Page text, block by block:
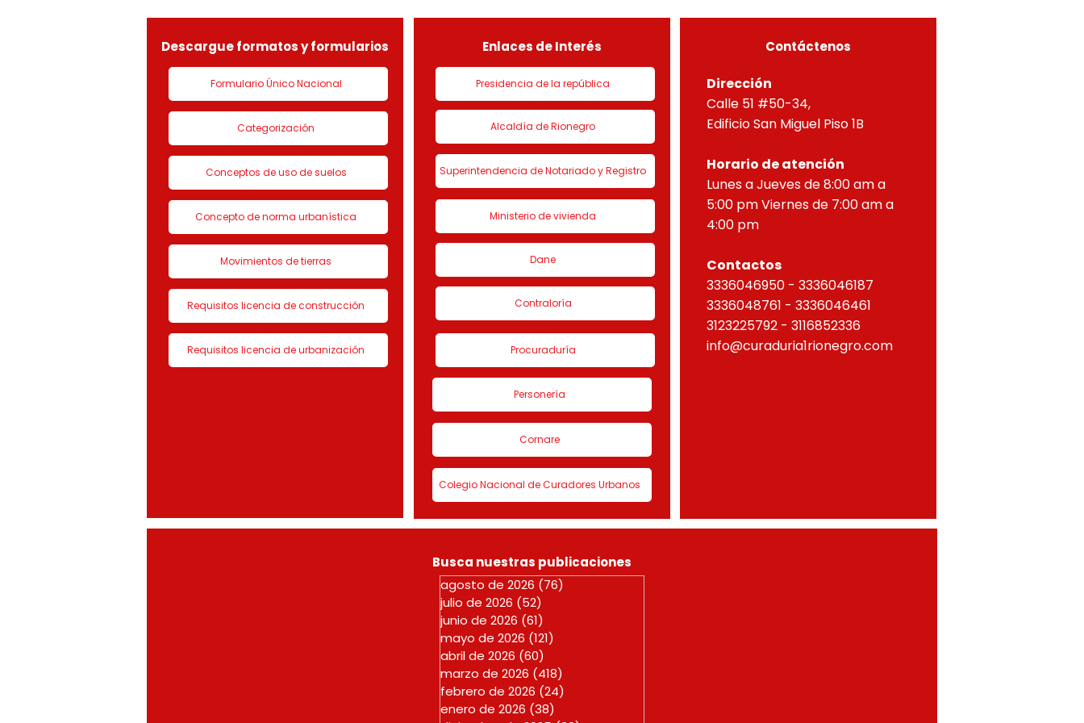
LICENCIA DE CON
de urbanización 1 denominado
HORIZONTAL, correspondien
Descargue formatos y formularios
Formulario Único Nacional
Categorización
Conceptos de uso de suelos
Concepto de norma urbanística
Movimientos de tierras
Requisitos licencia de construcción
Requisitos licencia de urbanización
Enlaces de Interés
Presidencia de la república
Alcaldía de Rionegro
Superintendencia de Notariado y Registro
Ministerio de vivienda
Dane
Contraloría
Procuraduría
Personería
Cornare
Colegio Nacional de Curadores Urbanos
Contáctenos
Dirección
Calle 51 #50-34,
Edificio San Miguel Piso 1B
Horario de atención
Lunes a Jueves de 8:00 am a
5:00 pm Viernes de 7:00 am a
4:00 pm
Contactos
3336046950 - 3336046187
3336048761 - 3336046461
3123225792 - 3116852336
info@curaduria1rionegro.com
Busca nuestras publicaciones
agosto de 2026 (76)
julio de 2026 (52)
junio de 2026 (61)
mayo de 2026 (121)
abril de 2026 (60)
marzo de 2026 (418)
febrero de 2026 (24)
enero de 2026 (38)